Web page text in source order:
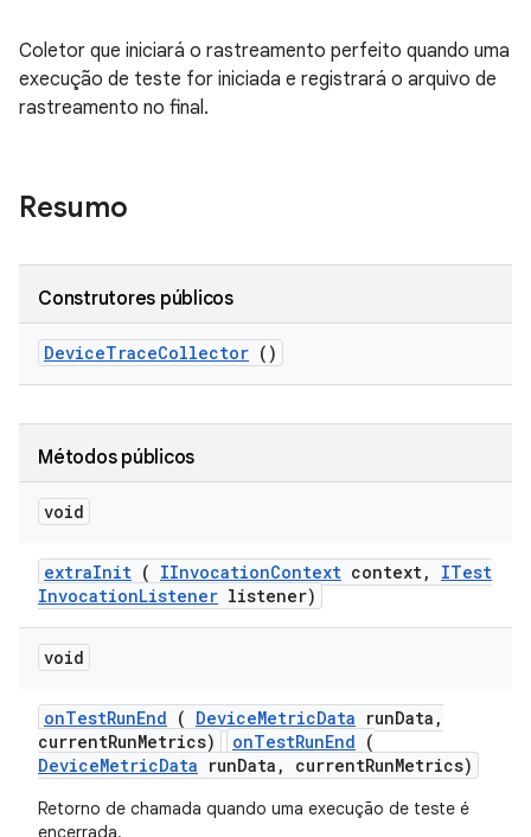
Coletor que iniciará o rastreamento perfeito quando uma
execução de teste for iniciada e registrará o arquivo de
rastreamento no final.
Resumo
Construtores públicos
DeviceTraceCollector ()
Métodos públicos
void
extraInit ( IInvocationContext context,
ITest
InvocationListener listener)
void
onTestRunEnd ( DeviceMetricData runData ,
currentRunMetrics) onTestRunEnd (
DeviceMetricData runData, currentRunMetrics)
Retorno de chamada quando uma execução de teste é
encerrada.